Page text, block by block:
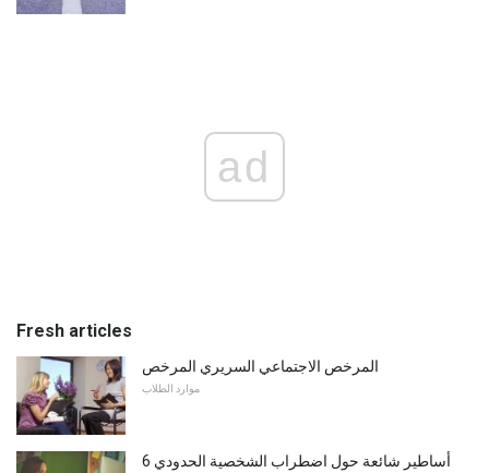
ad
Fresh articles
المرخص الاجتماعي السريري المرخص
موارد الطلاب
6 أساطير شائعة حول اضطراب الشخصية الحدودي